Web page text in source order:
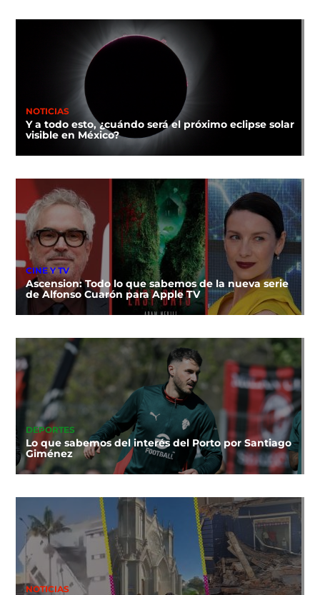
NOTICIAS
Y a todo esto, ¿cuándo será el próximo eclipse solar
visible en México?
CINE Y TV
Ascension: Todo lo que sabemos de la nueva serie
de Alfonso Cuarón para Apple TV
DEPORTES
Lo que sabemos del interés del Porto por Santiago
Giménez
NOTICIAS